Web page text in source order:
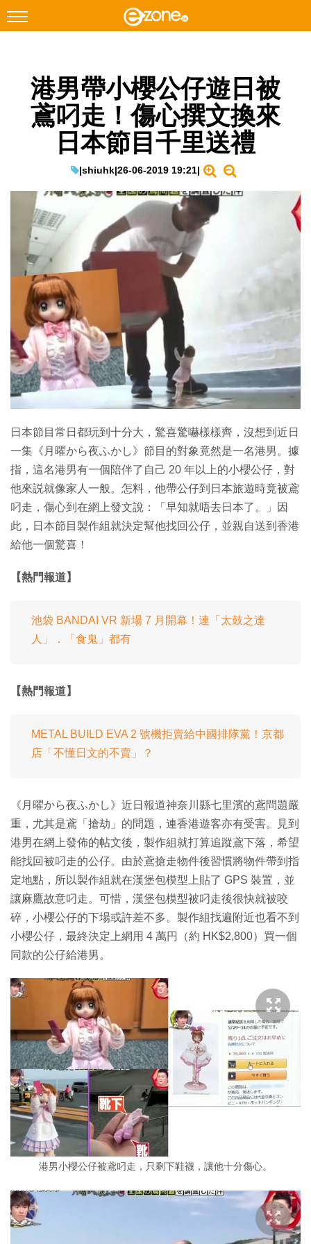
Facebook Instagram
科技焦點
教學評測
EduTech
生成式AI與雲端應用
Enterprise Digital Transformation
特集
港男帶小櫻公仔遊日被
鳶叼走！傷心撰文換來
日本節目千里送禮
|shiuhk|26-06-2019 19:21|
日本節目常日都玩到十分大，驚喜驚嚇樣樣齊，沒想到近日
一集《月曜から夜ふかし》節目的對象竟然是一名港男。據
指，這名港男有一個陪伴了自己 20 年以上的小櫻公仔，對
他來説就像家人一般。怎料，他帶公仔到日本旅遊時竟被鳶
叼走，傷心到在網上發文說：「早知就唔去日本了。」因
此，日本節目製作組就決定幫他找回公仔，並親自送到香港
給他一個驚喜！
【熱門報道】
池袋 BANDAI VR 新場 7 月開幕！連「太鼓之達
人」．「食鬼」都有
【熱門報道】
METAL BUILD EVA 2 號機拒賣給中國排隊黨！京都
店「不懂日文的不賣」？
《月曜から夜ふかし》近日報道神奈川縣七里濱的鳶問題嚴
重，尤其是鳶「搶劫」的問題，連香港遊客亦有受害。見到
港男在網上發佈的帖文後，製作組就打算追蹤鳶下落，希望
能找回被叼走的公仔。由於鳶搶走物件後習慣將物件帶到指
定地點，所以製作組就在漢堡包模型上貼了 GPS 裝置，並
讓麻鷹故意叼走。可惜，漢堡包模型被叼走後很快就被咬
碎，小櫻公仔的下場或許差不多。製作組找遍附近也看不到
小櫻公仔，最終決定上網用 4 萬円（約 HK$2,800）買一個
同款的公仔給港男。
港男小櫻公仔被鳶叼走，只剩下鞋襪，讓他十分傷心。